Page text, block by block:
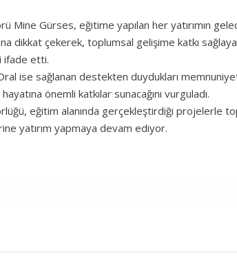
Mine Gürses, eğitime yapılan her yatırımın
dikkat çekerek, toplumsal gelişime katkı
ifade etti.
ise sağlanan destekten duydukları
önemli katkılar sunacağını vurguladı.
eğitim alanında gerçekleştirdiği projelerle
yatırım yapmaya devam ediyor.